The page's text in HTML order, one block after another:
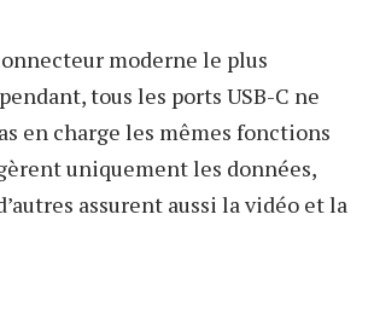
moderne le plus
tous les ports USB-C ne
en charge les mêmes fonctions
uniquement les données,
assurent aussi la vidéo et la